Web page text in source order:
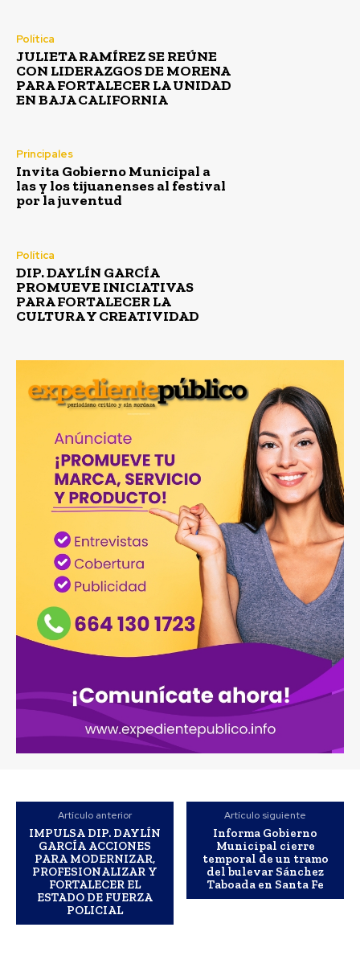
Política
JULIETA RAMÍREZ SE REÚNE
CON LIDERAZGOS DE MORENA
PARA FORTALECER LA UNIDAD
EN BAJA CALIFORNIA
Principales
Invita Gobierno Municipal a
las y los tijuanenses al festival
por la juventud
Política
DIP. DAYLÍN GARCÍA
PROMUEVE INICIATIVAS
PARA FORTALECER LA
CULTURA Y CREATIVIDAD
Artículo anterior
IMPULSA DIP. DAYLÍN
GARCÍA ACCIONES
PARA MODERNIZAR,
PROFESIONALIZAR Y
FORTALECER EL
ESTADO DE FUERZA
POLICIAL
Artículo siguiente
Informa Gobierno
Municipal cierre
temporal de un tramo
del bulevar Sánchez
Taboada en Santa Fe